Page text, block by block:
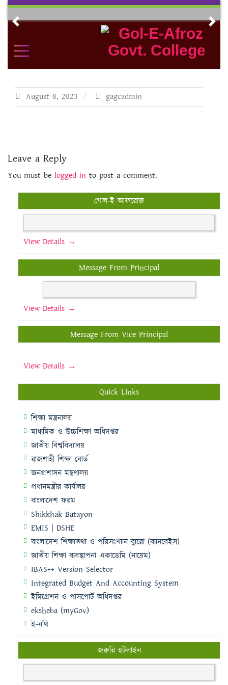
Skip
contentPrevious
August 8, 2023 gagcadmin
Leave a Reply
You must be logged in to post a comment.
গোল-ই আফরোজ
View Details →
Message From Principal
View Details →
Message From Vice Principal
View Details →
Quick Links
শিক্ষা মন্ত্রনালয়
মাধ্যমিক ও উচ্চশিক্ষা অধিদপ্তর
জাতীয় বিশ্ববিদ্যালয়
রাজশাহী শিক্ষা বোর্ড
জনপ্রশাসন মন্ত্রণালয়
প্রধানমন্ত্রীর কার্যালয়
বাংলাদেশ ফরম
Shikkhak Batayon
EMIS | DSHE
বাংলাদেশ শিক্ষাতথ্য ও পরিসংখ্যান ব্যুরো (ব্যানবেইস)
জাতীয় শিক্ষা ব্যবস্থাপনা একাডেমি (নায়েম)
IBAS++ Version Selector
Integrated Budget And Accounting System
ইমিগ্রেশন ও পাসপোর্ট অধিদপ্তর
eksheba (myGov)
ই-নথি
জরুরি হটলাইন